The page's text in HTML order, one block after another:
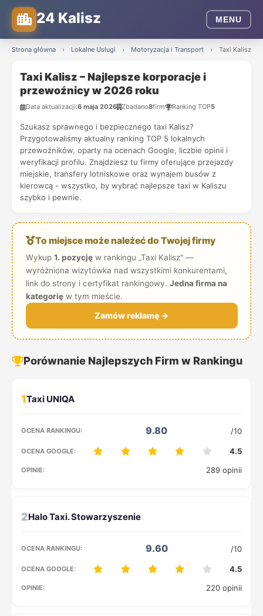
24 Kalisz MENU
Strona główna › Lokalne Usługi › Motoryzacja i Transport › Taxi Kalisz –
Taxi Kalisz – Najlepsze korporacje i
przewoźnicy w 2026 roku
Data aktualizacji:6 maja 2026 Zbadano8firm Ranking TOP5
Szukasz sprawnego i bezpiecznego taxi Kalisz?
Przygotowaliśmy aktualny ranking TOP 5 lokalnych
przewoźników, oparty na ocenach Google, liczbie opinii i
weryfikacji profilu. Znajdziesz tu firmy oferujące przejazdy
miejskie, transfery lotniskowe oraz wynajem busów z
kierowcą - wszystko, by wybrać najlepsze taxi w Kaliszu
szybko i pewnie.
To miejsce może należeć do Twojej firmy
Wykup 1. pozycjęw rankingu „Taxi Kalisz" —
wyróżniona wizytówka nad wszystkimi konkurentami,
link do strony i certyfikat rankingowy. Jedna firma na
kategorięw tym mieście.
Zamów reklamę →
Porównanie Najlepszych Firm w Rankingu
1
9.80 /10
4.5
289 opinii
2
9.60 /10
4.5
220 opinii